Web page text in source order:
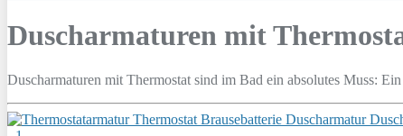
Duscharmaturen mit
Duscharmaturen mit Thermostat sind im Bad ein absolutes Muss: